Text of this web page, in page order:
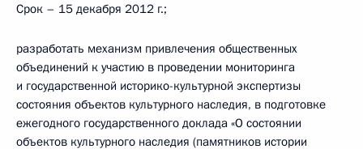
Срок – 15 декабря 2012 г.;
разработать механизм привлечения общественных
объединений к участию в проведении мониторинга
и государственной историко-культурной экспертизы
состояния объектов культурного наследия, в подготовке
ежегодного государственного доклада «О состоянии
объектов культурного наследия (памятников истории